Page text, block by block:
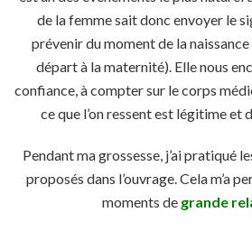
de la femme sait donc envoyer le
prévenir du moment de la
départ à la maternité). Elle nous
confiance, à compter sur le corps
ce que l’on ressent est légitime et
Pendant ma grossesse, j’ai pratiqué
proposés dans l’ouvrage. Cela m’a
moments de grande